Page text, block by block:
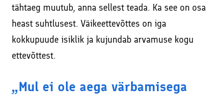
tähtaeg muutub, anna sellest teada. Ka see on osa
heast suhtlusest. Väikeettevõttes on iga
kokkupuude isiklik ja kujundab arvamuse kogu
ettevõttest.
„Mul ei ole aega värbamisega